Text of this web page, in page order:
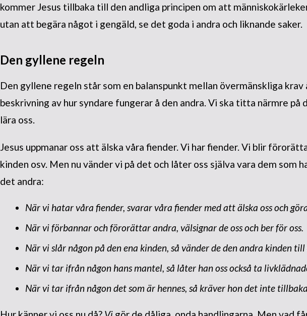
kommer Jesus tillbaka till den andliga principen om att
utan att begära något i gengäld, se det goda i andra och liknande saker.
Den gyllene regeln
Den gyllene regeln står som en balanspunkt mellan övermänskliga krav
beskrivning av hur syndare fungerar å den andra. Vi ska titta närmre på
lära oss.
Jesus uppmanar oss att älska våra fiender. Vi har fiender. Vi blir
kinden osv. Men nu vänder vi på det och låter oss själva vara dem som
det andra:
Närvi hatar våra fiender, svarar våra fiender med att älska ossoch
Närviförbannar och förorättar andra, välsignar deossoch ber föross.
Närvislår någon på den ena kinden, så vänder de den andra kinden till
Närvi tar ifrån någon hans mantel, så låter hanossockså ta
Närvi tar ifrån någon det som är hennes, så kräver hon det inte